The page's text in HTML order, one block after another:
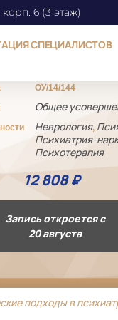
корп. 6 (3 этаж)
СПЕЦИАЛИСТОВ
ОУ/14/144
Общее
Неврология,
Психиатрия-
Психотерапия
12 808₽
Запись откроется с
20 августа
подходы в